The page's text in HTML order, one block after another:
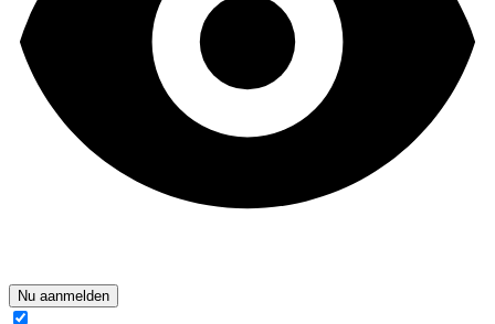
Nu aanmelden